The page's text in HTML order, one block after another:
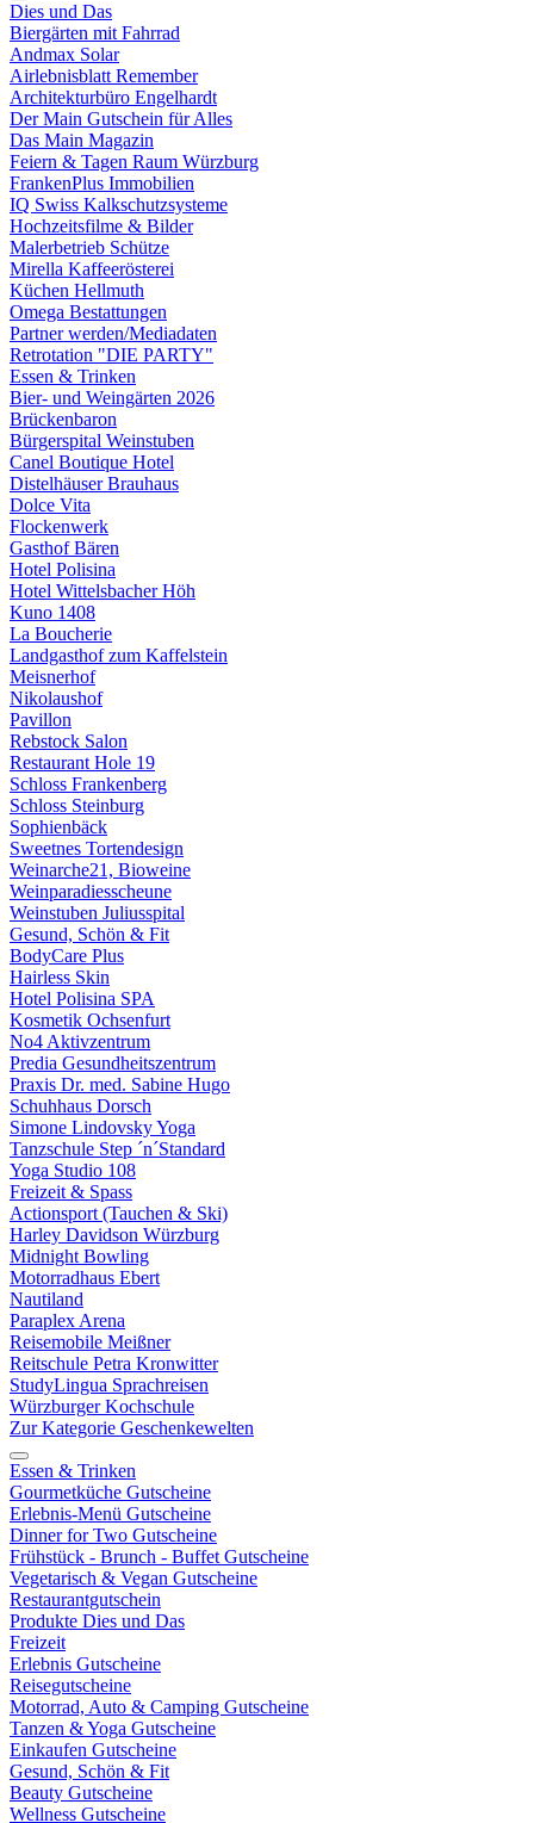
Dies und Das
Biergärten mit Fahrrad
Andmax Solar
Airlebnisblatt Remember
Architekturbüro Engelhardt
Der Main Gutschein für Alles
Das Main Magazin
Feiern & Tagen Raum Würzburg
FrankenPlus Immobilien
IQ Swiss Kalkschutzsysteme
Hochzeitsfilme & Bilder
Malerbetrieb Schütze
Mirella Kaffeerösterei
Küchen Hellmuth
Omega Bestattungen
Partner werden/Mediadaten
Retrotation "DIE PARTY"
Essen & Trinken
Bier- und Weingärten 2026
Brückenbaron
Bürgerspital Weinstuben
Canel Boutique Hotel
Distelhäuser Brauhaus
Dolce Vita
Flockenwerk
Gasthof Bären
Hotel Polisina
Hotel Wittelsbacher Höh
Kuno 1408
La Boucherie
Landgasthof zum Kaffelstein
Meisnerhof
Nikolaushof
Pavillon
Rebstock Salon
Restaurant Hole 19
Schloss Frankenberg
Schloss Steinburg
Sophienbäck
Sweetnes Tortendesign
Weinarche21, Bioweine
Weinparadiesscheune
Weinstuben Juliusspital
Gesund, Schön & Fit
BodyCare Plus
Hairless Skin
Hotel Polisina SPA
Kosmetik Ochsenfurt
No4 Aktivzentrum
Predia Gesundheitszentrum
Praxis Dr. med. Sabine Hugo
Schuhhaus Dorsch
Simone Lindovsky Yoga
Tanzschule Step ´n´Standard
Yoga Studio 108
Freizeit & Spass
Actionsport (Tauchen & Ski)
Harley Davidson Würzburg
Midnight Bowling
Motorradhaus Ebert
Nautiland
Paraplex Arena
Reisemobile Meißner
Reitschule Petra Kronwitter
StudyLingua Sprachreisen
Würzburger Kochschule
Zur Kategorie Geschenkewelten
Essen & Trinken
Gourmetküche Gutscheine
Erlebnis-Menü Gutscheine
Dinner for Two Gutscheine
Frühstück - Brunch - Buffet Gutscheine
Vegetarisch & Vegan Gutscheine
Restaurantgutschein
Produkte Dies und Das
Freizeit
Erlebnis Gutscheine
Reisegutscheine
Motorrad, Auto & Camping Gutscheine
Tanzen & Yoga Gutscheine
Einkaufen Gutscheine
Gesund, Schön & Fit
Beauty Gutscheine
Wellness Gutscheine